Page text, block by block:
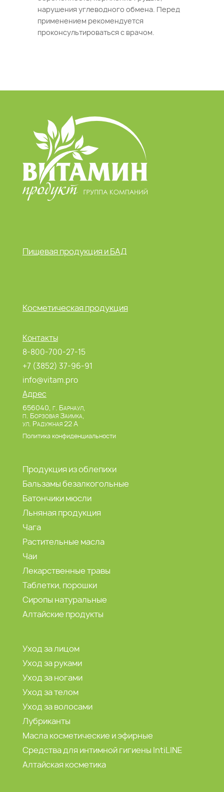
нарушения углеводного обмена. Перед
применением рекомендуется
проконсультироваться с врачом.
Пищевая продукция и БАД
Косметическая продукция
Контакты
8-800-700-27-15
+7 (3852) 37-96-91
info@vitam.pro
Адрес
656040, г. Барнаул,
п. Борзовая Заимка,
ул. Радужная 22 А
Политика конфиденциальности
Продукция из облепихи
Бальзамы безалкогольные
Батончики мюсли
Льняная продукция
Чага
Растительные масла
Чаи
Лекарственные травы
Таблетки, порошки
Сиропы натуральные
Алтайские продукты
Уход за лицом
Уход за руками
Уход за ногами
Уход за телом
Уход за волосами
Лубриканты
Масла косметические и эфирные
Средства для интимной гигиены IntiLINE
Алтайская косметика